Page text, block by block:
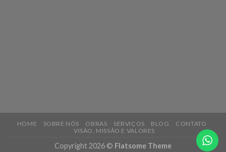
HOME SOBRE NÓS OBRAS SERVIÇOS BLOG
CONTATO
VISÃO, MISSÃO E VALORES
Copyright 2026 © Flatsome Theme